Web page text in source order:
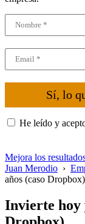
Sí, lo
He leído y
Mejora los
Juan Merodio ›
años (caso Dropbox)
Invierte hoy